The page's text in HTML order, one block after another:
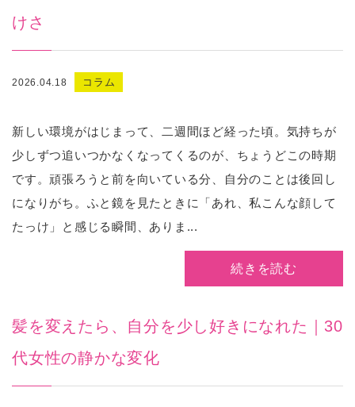
けさ
2026.04.18 コラム
新しい環境がはじまって、二週間ほど経った頃。気持ちが
少しずつ追いつかなくなってくるのが、ちょうどこの時期
です。頑張ろうと前を向いている分、自分のことは後回し
になりがち。ふと鏡を見たときに「あれ、私こんな顔して
たっけ」と感じる瞬間、ありま...
続きを読む
髪を変えたら、自分を少し好きになれた｜30
代女性の静かな変化